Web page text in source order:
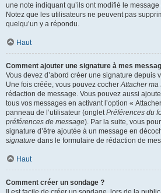
une note indiquant qu’ils ont modifié le
Notez que les utilisateurs ne peuvent pas
quelqu’un y a répondu.
Haut
Comment ajouter une signature à mes
Vous devez d’abord créer une signature depuis
Une fois créée, vous pouvez cocherAttacher ma
rédaction de message. Vous pouvez aussi
tous vos messages en activant l’option «
panneau de l’utilisateur (ongletPréférences du
préférences de message). Par la suite, vous
signature d’être ajoutée à un message en
signature dans le formulaire de rédaction de
Haut
Comment créer un sondage ?